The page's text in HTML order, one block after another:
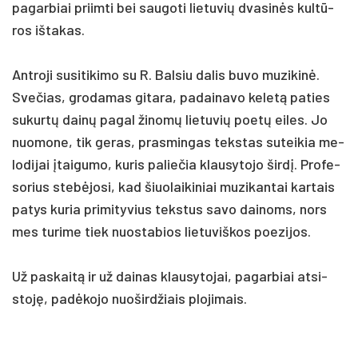
pa­gar­biai priim­ti bei sau­go­ti lie­tu­vių dva­sinės kultū­
ros iš­ta­kas.
Ant­ro­ji su­si­ti­ki­mo su R. Bal­siu da­lis bu­vo mu­zi­kinė.
Sve­čias, grodamas gi­ta­ra, pa­dai­na­vo ke­letą pa­ties
su­kurtų dainų pa­gal ži­nomų lie­tu­vių poetų ei­les. Jo
nuo­mo­ne, tik ge­ras, pra­smin­gas teks­tas su­tei­kia me­
lo­di­jai įtai­gu­mo, ku­ris pa­lie­čia klau­sy­to­jo širdį. Pro­fe­
so­rius stebė­jo­si, kad šiuo­lai­ki­niai mu­zi­kan­tai kar­tais
pa­tys ku­ria pri­mi­ty­vius teks­tus sa­vo dai­noms, nors
mes tu­ri­me tiek nuo­sta­bios lie­tu­viš­kos poe­zi­jos.
Už pa­skaitą ir už dai­nas klau­sy­to­jai, pa­gar­biai at­si­
stoję, pa­dėko­jo nuo­šird­žiais plo­ji­mais.